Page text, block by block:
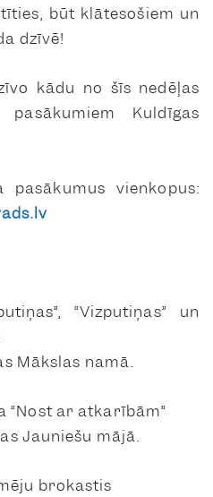
būt klātesošiem un
dzīvē!
kādu no šīs nedēļas
Kuldīgas
vienkopus:
“Vizputiņas” un
Mākslas namā.
ar atkarībām”
Jauniešu mājā.
brokastis